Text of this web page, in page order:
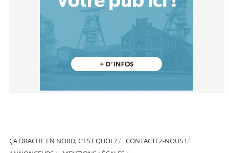
ÇA DRACHE EN NORD, C’EST QUOI ?
CONTACTEZ-NOUS !